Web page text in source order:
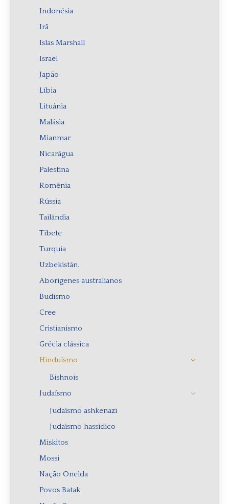
Indonésia
Irã
Islas Marshall
Israel
Japão
Líbia
Lituânia
Malásia
Mianmar
Nicarágua
Palestina
Romênia
Rússia
Tailândia
Tibete
Turquia
Uzbekistán.
Aborígenes australianos
Budismo
Cree
Cristianismo
Grécia clássica
Hinduísmo
Bishnois
Judaísmo
Judaísmo ashkenazi
Judaísmo hassídico
Miskitos
Mossi
Nação Oneida
Povos Batak